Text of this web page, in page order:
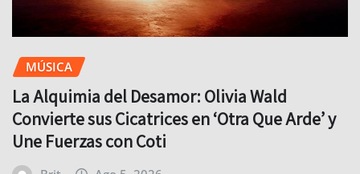
MÚSICA
La Alquimia del Desamor: Olivia Wald
Convierte sus Cicatrices en ‘Otra Que Arde’ y
Une Fuerzas con Coti